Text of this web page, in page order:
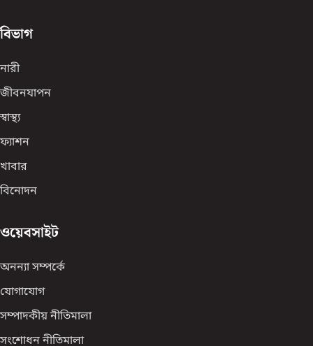
বিভাগ
নারী
জীবনযাপন
স্বাস্থ্য
ফ্যাশন
খাবার
বিনোদন
ওয়েবসাইট
অনন্যা সম্পর্কে
যোগাযোগ
সম্পাদকীয় নীতিমালা
সংশোধন নীতিমালা